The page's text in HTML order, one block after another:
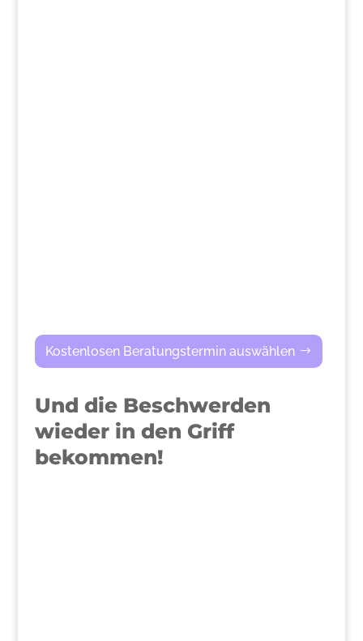
Kostenlosen Beratungstermin auswählen
Und die Beschwerden
wieder in den Griff
bekommen!